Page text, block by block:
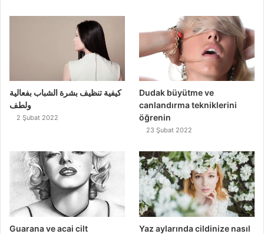
كيفية تنظيف بشرة الشباب بفعالية
ولطف
2 Şubat 2022
Dudak büyütme ve
canlandırma tekniklerini
öğrenin
23 Şubat 2022
Guarana ve acai cilt
Yaz aylarında cildinize nasıl